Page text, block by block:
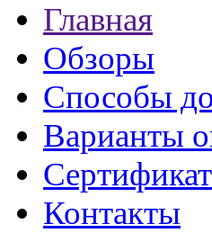
Главная
Обзоры
Способы
Варианты
Контакты